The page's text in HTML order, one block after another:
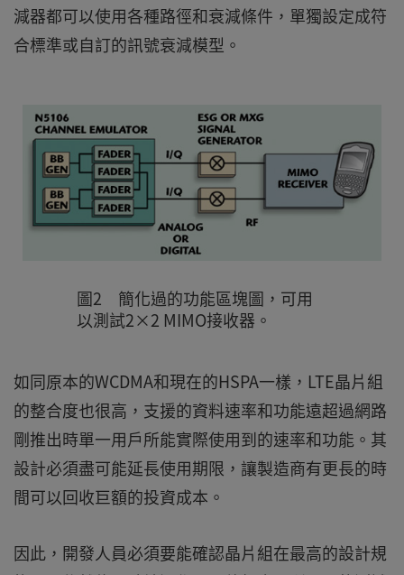
減器都可以使用各種路徑和衰減條件，單獨設定成符
合標準或自訂的訊號衰減模型。
圖2 簡化過的功能區塊圖，可用
以測試2×2 MIMO接收器。
如同原本的WCDMA和現在的HSPA一樣，LTE晶片組
的整合度也很高，支援的資料速率和功能遠超過網路
剛推出時單一用戶所能實際使用到的速率和功能。其
設計必須盡可能延長使用期限，讓製造商有更長的時
間可以回收巨額的投資成本。
因此，開發人員必須要能確認晶片組在最高的設計規